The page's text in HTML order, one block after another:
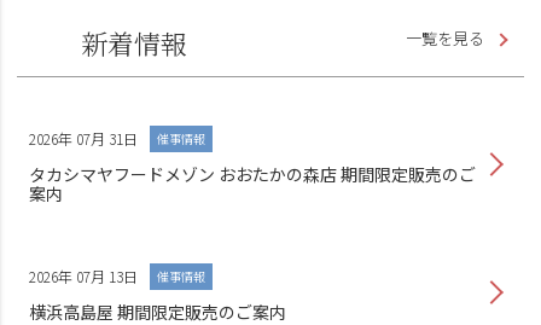
新着情報 一覧を見る
2026年 07月 31日 催事情報
タカシマヤフードメゾン おおたかの森店 期間限定販売のご
案内
2026年 07月 13日 催事情報
横浜高島屋 期間限定販売のご案内